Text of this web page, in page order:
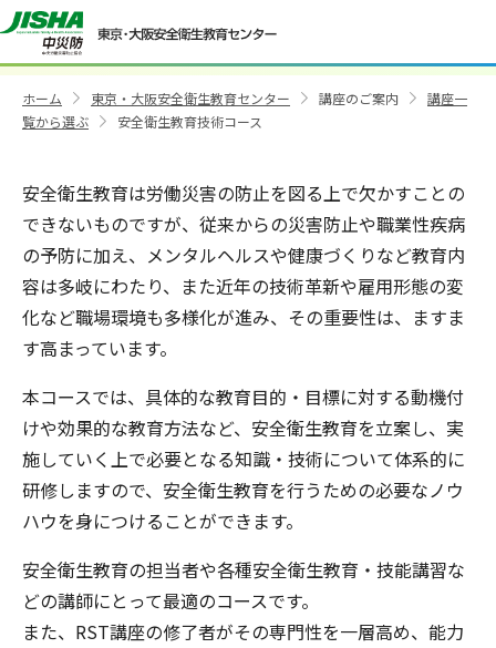
安全衛生教育技術コース
ホーム >東京・大阪安全衛生教育センター >講座のご案内 >講座一
覧から選ぶ
>安全衛生教育技術コース
安全衛生教育は労働災害の防止を図る上で欠かすことの
できないものですが、従来からの災害防止や職業性疾病
の予防に加え、メンタルヘルスや健康づくりなど教育内
容は多岐にわたり、また近年の技術革新や雇用形態の変
化など職場環境も多様化が進み、その重要性は、ますま
す高まっています。
本コースでは、具体的な教育目的・目標に対する動機付
けや効果的な教育方法など、安全衛生教育を立案し、実
施していく上で必要となる知識・技術について体系的に
研修しますので、安全衛生教育を行うための必要なノウ
ハウを身につけることができます。
安全衛生教育の担当者や各種安全衛生教育・技能講習な
どの講師にとって最適のコースです。
また、RST講座の修了者がその専門性を一層高め、能力